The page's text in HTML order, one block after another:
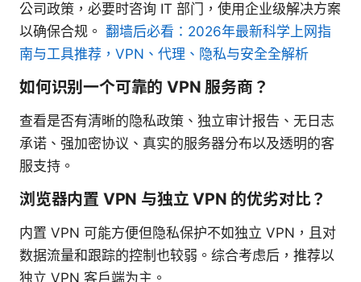
公司政策，必要时咨询 IT 部门，使用企业级解决方案
以确保合规。 翻墙后必看：2026年最新科学上网指
南与工具推荐，VPN、代理、隐私与安全全解析
如何识别一个可靠的 VPN 服务商？
查看是否有清晰的隐私政策、独立审计报告、无日志
承诺、强加密协议、真实的服务器分布以及透明的客
服支持。
浏览器内置 VPN 与独立 VPN 的优劣对比？
内置 VPN 可能方便但隐私保护不如独立 VPN，且对
数据流量和跟踪的控制也较弱。综合考虑后，推荐以
独立 VPN 客户端为主。